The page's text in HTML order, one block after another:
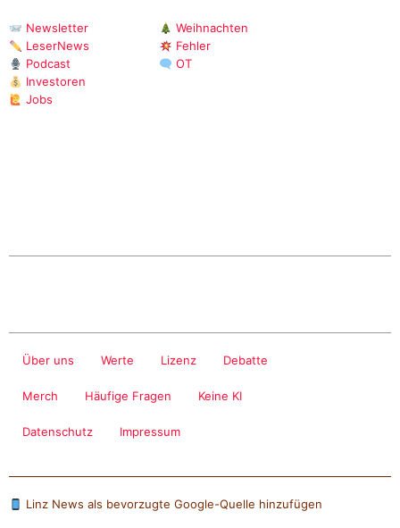
Newsletter
LeserNews
Podcast
Investoren
Jobs
Weihnachten
Fehler
OT
Über uns Werte Lizenz Debatte
Merch Häufige Fragen Keine KI
Datenschutz Impressum
Linz News als bevorzugte Google-Quelle hinzufügen